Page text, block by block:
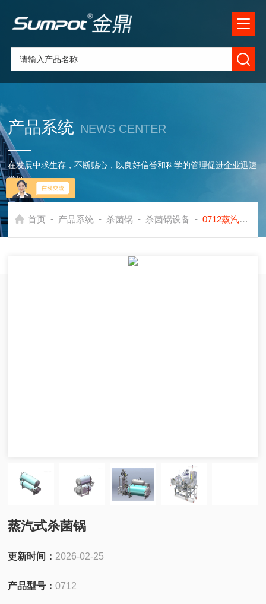
产品系统 NEWS CENTER
在发展中求生存，不断贴心，以良好信誉和科学的管理促进企业迅速
发展
首页 - 产品系统 - 杀菌锅 - 杀菌锅设备 - 0712蒸汽式杀菌锅
蒸汽式杀菌锅
更新时间： 2026-02-25
产品型号：0712